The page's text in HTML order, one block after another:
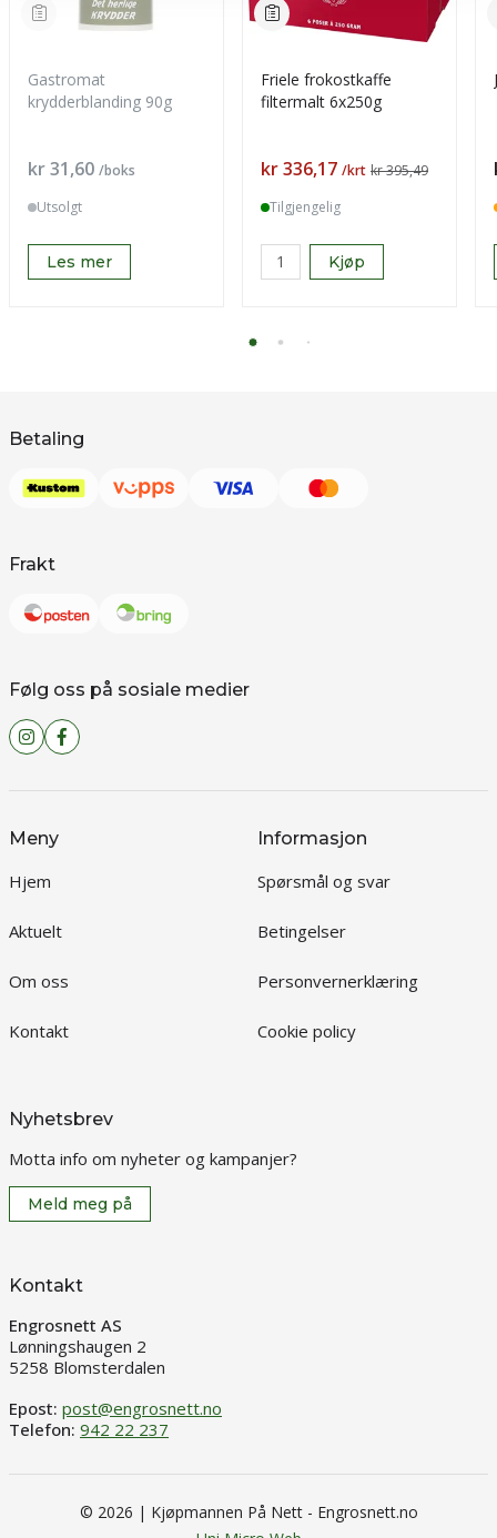
Gastromat
krydderblanding 90g
Pris
kr 31,60 /boks
Utsolgt
Les mer
Friele frokostkaffe
filtermalt 6x250g
Pris
kr 336,17 /krt kr 395,49
Tilgjengelig
Kjøp
Betaling
Frakt
Følg oss på sosiale medier
Meny
Hjem
Aktuelt
Om oss
Kontakt
Informasjon
Spørsmål og svar
Betingelser
Personvernerklæring
Cookie policy
Nyhetsbrev
Motta info om nyheter og kampanjer?
Meld meg på
Kontakt
Engrosnett AS
Lønningshaugen 2
5258 Blomsterdalen
Epost: post@engrosnett.no
Telefon: 942 22 237
© 2026 | Kjøpmannen På Nett - Engrosnett.no